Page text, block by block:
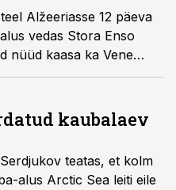
Alžeeriasse 12 päeva
vedas Stora Enso
nüüd kaasa ka Vene
kaubalaev
teatas, et kolm
alus Arctic Sea leiti eile